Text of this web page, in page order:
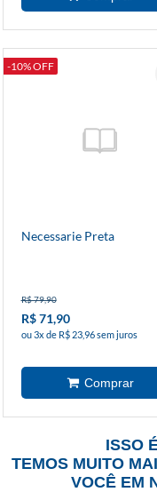
-10% OFF
Necessarie Preta
R$ 79,90
R$ 71,90
ou 3x de R$ 23,96 sem juros
ISSO
TEMOS MUITO
VOCÊ EM